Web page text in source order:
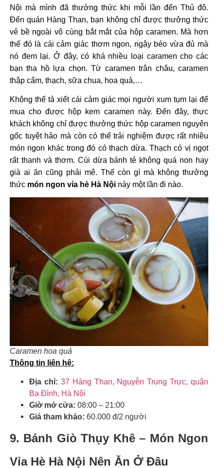
Nội mà mình đã thưởng thức khi mỗi lần đến Thủ đô.
Đến quán Hàng Than, bạn không chỉ được thưởng thức
vẻ bề ngoài vô cùng bắt mắt của hộp caramen. Mà hơn
thế đó là cái cảm giác thơm ngon, ngậy béo vừa đủ mà
nó đem lại. Ở đây, có khá nhiều loại caramen cho các
bạn tha hồ lựa chọn. Từ caramen trân châu, caramen
thập cẩm, thạch, sữa chua, hoa quả,…
Không thể tả xiết cái cảm giác mọi người xum tụm lại để
mua cho được hộp kem caramen này. Đến đây, thực
khách không chỉ được thưởng thức hộp caramen nguyên
gốc tuyệt hảo mà còn có thể trải nghiệm được rất nhiều
món ngon khác trong đó có thạch dừa. Thạch có vị ngọt
rất thanh và thơm. Cùi dừa bánh tẻ không quá non hay
già ai ăn cũng phải mê. Thế còn gì mà không thưởng
thức món ngon vỉa hè Hà Nội này một lần đi nào.
Caramen hoa quả
Thông tin liên hệ:
Địa chỉ: 37 Hàng Than, Nguyễn Trung Trực, quận
Ba Đình, Hà Nội
Giờ mở cửa: 08:00 – 21:00
Giá tham khảo: 60.000 đ/2 người
9. Bánh Giò Thụy Khê – Món Ngon
Vỉa Hè Hà Nội Nên Ăn Ở Đâu